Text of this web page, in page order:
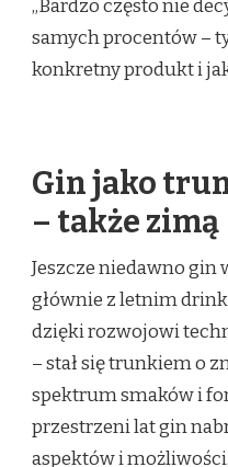
„Bardzo często nie
samych procentów –
konkretny produkt i
Gin jako
– także zimą
Jeszcze niedawno gin
głównie z letnim
dzięki rozwojowi
– stał się trunkiem o
spektrum smaków i
przestrzeni lat gin
aspektów i